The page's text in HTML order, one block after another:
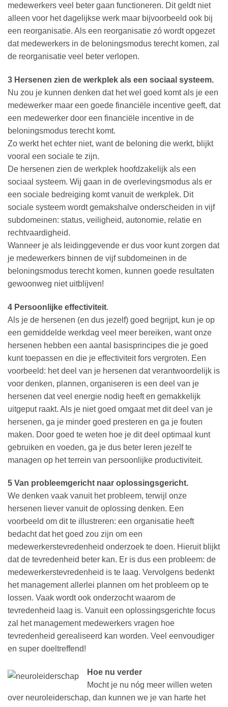
medewerkers veel beter gaan functioneren. Dit geldt niet
alleen voor het dagelijkse werk maar bijvoorbeeld ook bij
een reorganisatie. Als een reorganisatie zó wordt opgezet
dat medewerkers in de beloningsmodus terecht komen, zal
de reorganisatie veel beter verlopen.
3 Hersenen zien de werkplek als een sociaal systeem.
Nu zou je kunnen denken dat het wel goed komt als je een
medewerker maar een goede financiële incentive geeft, dat
een medewerker door een financiële incentive in de
beloningsmodus terecht komt.
Zo werkt het echter niet, want de beloning die werkt, blijkt
vooral een sociale te zijn.
De hersenen zien de werkplek hoofdzakelijk als een
sociaal systeem. Wij gaan in de overlevingsmodus als er
een sociale bedreiging komt vanuit de werkplek. Dit
sociale systeem wordt gemakshalve onderscheiden in vijf
subdomeinen: status, veiligheid, autonomie, relatie en
rechtvaardigheid.
Wanneer je als leidinggevende er dus voor kunt zorgen dat
je medewerkers binnen de vijf subdomeinen in de
beloningsmodus terecht komen, kunnen goede resultaten
gewoonweg niet uitblijven!
4 Persoonlijke effectiviteit.
Als je de hersenen (en dus jezelf) goed begrijpt, kun je op
een gemiddelde werkdag veel meer bereiken, want onze
hersenen hebben een aantal basisprincipes die je goed
kunt toepassen en die je effectiviteit fors vergroten. Een
voorbeeld: het deel van je hersenen dat verantwoordelijk is
voor denken, plannen, organiseren is een deel van je
hersenen dat veel energie nodig heeft en gemakkelijk
uitgeput raakt. Als je niet goed omgaat met dit deel van je
hersenen, ga je minder goed presteren en ga je fouten
maken. Door goed te weten hoe je dit deel optimaal kunt
gebruiken en voeden, ga je dus beter leren jezelf te
managen op het terrein van persoonlijke productiviteit.
5 Van probleemgericht naar oplossingsgericht.
We denken vaak vanuit het probleem, terwijl onze
hersenen liever vanuit de oplossing denken. Een
voorbeeld om dit te illustreren: een organisatie heeft
bedacht dat het goed zou zijn om een
medewerkerstevredenheid onderzoek te doen. Hieruit blijkt
dat de tevredenheid beter kan. Er is dus een probleem: de
medewerkerstevredenheid is te laag. Vervolgens bedenkt
het management allerlei plannen om het probleem op te
lossen. Vaak wordt ook onderzocht waarom de
tevredenheid laag is. Vanuit een oplossingsgerichte focus
zal het management medewerkers vragen hoe
tevredenheid gerealiseerd kan worden. Veel eenvoudiger
en super doeltreffend!
Hoe nu verder
Mocht je nu nóg meer willen weten
over neuroleiderschap, dan kunnen we je van harte het